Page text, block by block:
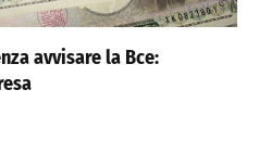
avvisare la Bce: